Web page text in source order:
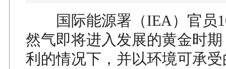
国际能源署（IEA）官员
然气即将进入发展的黄金时
利的情况下，并以环境可承